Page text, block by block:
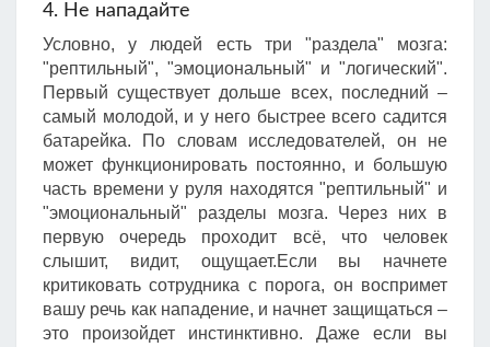
4. Не нападайте
Условно, у людей есть три "раздела" мозга:
"рептильный", "эмоциональный" и "логический".
Первый существует дольше всех, последний –
самый молодой, и у него быстрее всего садится
батарейка. По словам исследователей, он не
может функционировать постоянно, и большую
часть времени у руля находятся "рептильный" и
"эмоциональный" разделы мозга. Через них в
первую очередь проходит всё, что человек
слышит, видит, ощущает.Если вы начнете
критиковать сотрудника с порога, он воспримет
вашу речь как нападение, и начнет защищаться –
это произойдет инстинктивно. Даже если вы